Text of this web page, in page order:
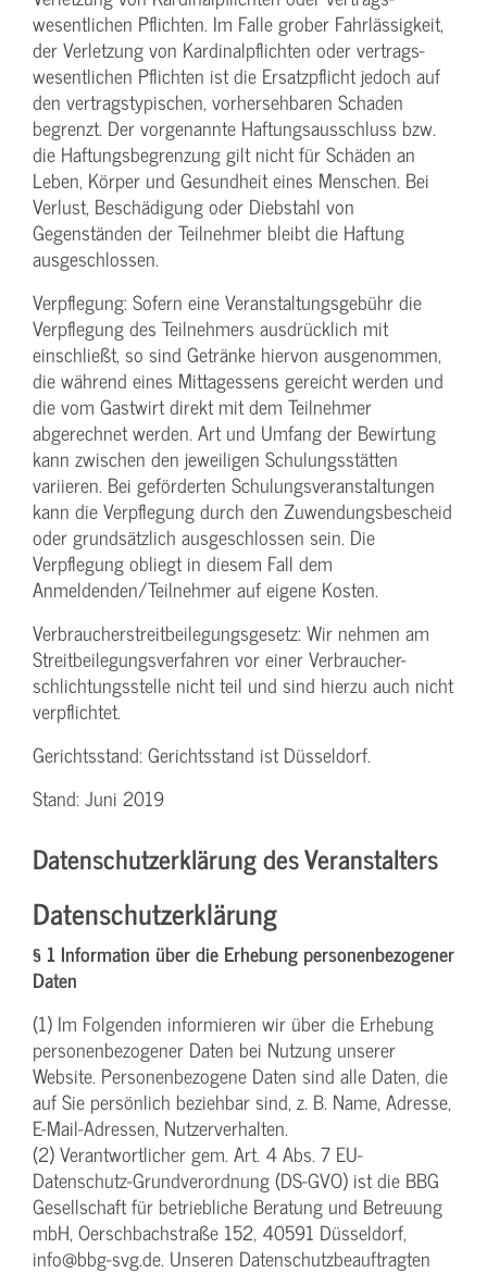
wesentlichen Pflichten. Im Falle grober Fahrlässigkeit,
der Verletzung von Kardinalpflichten oder vertrags­
wesentlichen Pflichten ist die Ersatzpflicht jedoch auf
den vertragstypischen, vorhersehbaren Schaden
begrenzt. Der vorgenannte Haftungs­ausschluss bzw.
die Haftungs­begrenzung gilt nicht für Schäden an
Leben, Körper und Gesundheit eines Menschen. Bei
Verlust, Beschädigung oder Diebstahl von
Gegenständen der Teilnehmer bleibt die Haftung
ausgeschlossen.
Verpflegung: Sofern eine Veranstaltungs­gebühr die
Verpflegung des Teilnehmers ausdrücklich mit
einschließt, so sind Getränke hiervon ausgenommen,
die während eines Mittagessens gereicht werden und
die vom Gastwirt direkt mit dem Teilnehmer
abgerechnet werden. Art und Umfang der Bewirtung
kann zwischen den jeweiligen Schulungsstätten
variieren. Bei geförderten Schulungs­veranstaltungen
kann die Verpflegung durch den Zuwendungs­bescheid
oder grundsätzlich ausgeschlossen sein. Die
Verpflegung obliegt in diesem Fall dem
Anmeldenden/­Teilnehmer auf eigene Kosten.
Verbraucher­streitbeilegungs­gesetz: Wir nehmen am
Streit­beilegungs­verfahren vor einer Verbraucher­
schlichtungs­stelle nicht teil und sind hierzu auch nicht
verpflichtet.
Gerichtsstand: Gerichtsstand ist Düsseldorf.
Stand: Juni 2019
Datenschutzerklärung des Veranstalters
Datenschutzerklärung
§ 1 Information über die Erhebung personenbezogener
Daten
(1) Im Folgenden informieren wir über die Erhebung
personenbezogener Daten bei Nutzung unserer
Website. Personenbezogene Daten sind alle Daten, die
auf Sie persönlich beziehbar sind, z. B. Name, Adresse,
E-Mail-Adressen, Nutzerverhalten.
(2) Verantwortlicher gem. Art. 4 Abs. 7 EU-
Datenschutz-Grundverordnung (DS-GVO) ist die BBG
Gesellschaft für betriebliche Beratung und Betreuung
mbH, Oerschbachstraße 152, 40591 Düsseldorf,
info@bbg-svg.de. Unseren Datenschutzbeauftragten